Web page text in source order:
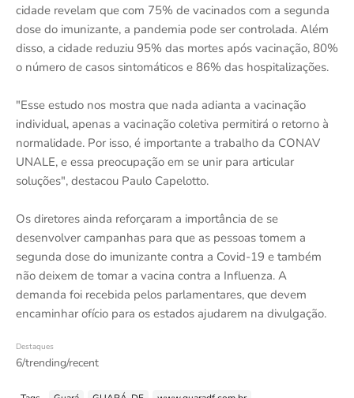
cidade revelam que com 75% de vacinados com a segunda
dose do imunizante, a pandemia pode ser controlada. Além
disso, a cidade reduziu 95% das mortes após vacinação, 80%
o número de casos sintomáticos e 86% das hospitalizações.
"Esse estudo nos mostra que nada adianta a vacinação
individual, apenas a vacinação coletiva permitirá o retorno à
normalidade. Por isso, é importante a trabalho da CONAV
UNALE, e essa preocupação em se unir para articular
soluções", destacou Paulo Capelotto.
Os diretores ainda reforçaram a importância de se
desenvolver campanhas para que as pessoas tomem a
segunda dose do imunizante contra a Covid-19 e também
não deixem de tomar a vacina contra a Influenza. A
demanda foi recebida pelos parlamentares, que devem
encaminhar ofício para os estados ajudarem na divulgação.
Destaques
6/trending/recent